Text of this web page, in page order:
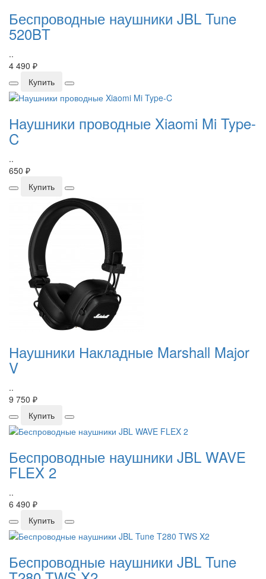
Беспроводные наушники JBL Tune
520BT
..
4 490 ₽
Купить
Наушники проводные Xiaomi Mi Type-
C
..
650 ₽
Купить
Наушники Накладные Marshall Major
V
..
9 750 ₽
Купить
Беспроводные наушники JBL WAVE
FLEX 2
..
6 490 ₽
Купить
Беспроводные наушники JBL Tune